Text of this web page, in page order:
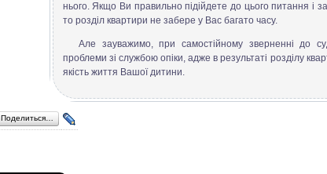
нього. Якщо Ви правильно підійдете до цього питання і
то розділ квартири не забере у Вас багато часу.
Але зауважимо, при самостійному зверненні до
проблеми зі службою опіки, адже в результаті розділу
якість життя Вашої дитини.
Поделиться…